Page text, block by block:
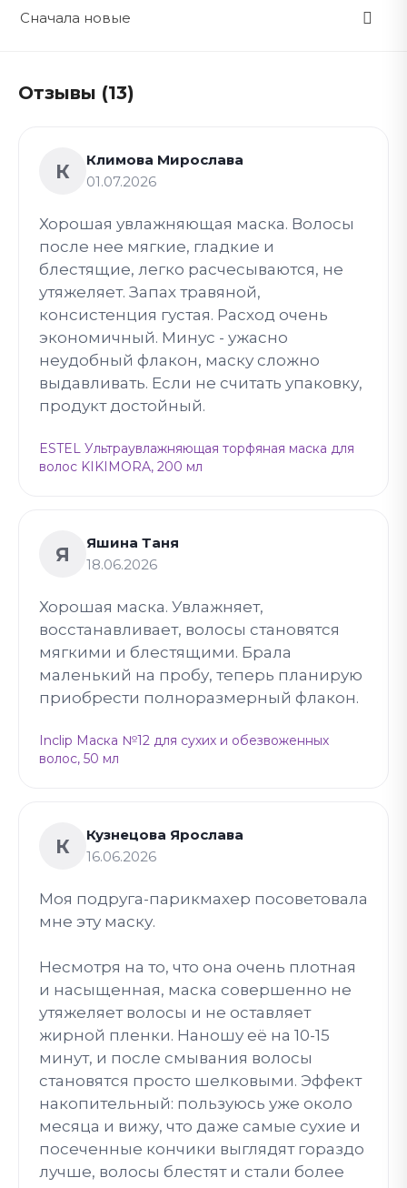
Сначала новые
Отзывы (13)
К
Климова Мирослава
01.07.2026
Хорошая увлажняющая маска. Волосы
после нее мягкие, гладкие и
блестящие, легко расчесываются, не
утяжеляет. Запах травяной,
консистенция густая. Расход очень
экономичный. Минус - ужасно
неудобный флакон, маску сложно
выдавливать. Если не считать упаковку,
продукт достойный.
ESTEL Ультраувлажняющая торфяная маска для
волос KIKIMORA, 200 мл
Я
Яшина Таня
18.06.2026
Хорошая маска. Увлажняет,
восстанавливает, волосы становятся
мягкими и блестящими. Брала
маленький на пробу, теперь планирую
приобрести полноразмерный флакон.
Inclip Маска №12 для сухих и обезвоженных
волос, 50 мл
К
Кузнецова Ярослава
16.06.2026
Моя подруга-парикмахер посоветовала
мне эту маску.
Несмотря на то, что она очень плотная
и насыщенная, маска совершенно не
утяжеляет волосы и не оставляет
жирной пленки. Наношу её на 10-15
минут, и после смывания волосы
становятся просто шелковыми. Эффект
накопительный: пользуюсь уже около
месяца и вижу, что даже самые сухие и
посеченные кончики выглядят гораздо
лучше, волосы блестят и стали более